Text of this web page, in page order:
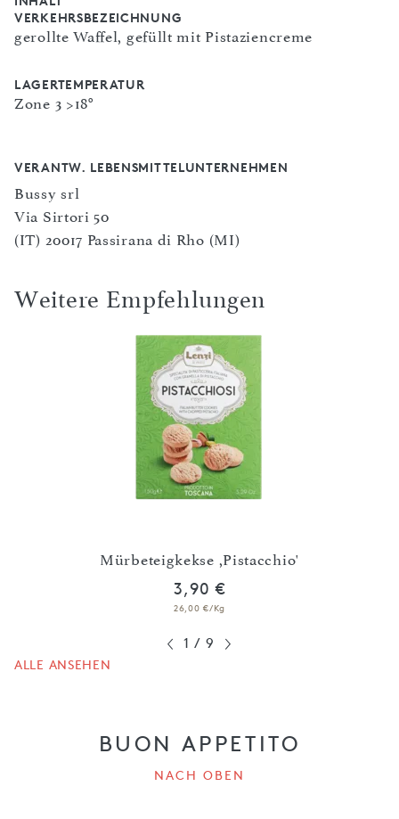
VERKEHRSBEZEICHNUNG
gerollte Waffel, gefüllt mit Pistaziencreme
LAGERTEMPERATUR
Zone 3 >18°
VERANTW. LEBENSMITTELUNTERNEHMEN
Bussy srl
Via Sirtori 50
(IT) 20017 Passirana di Rho (MI)
Weitere Empfehlungen
Mürbeteigkekse ,Pistacchio'
3,90 €
26,00 €/Kg
1 / 9
ALLE ANSEHEN
BUON APPETITO
NACH OBEN